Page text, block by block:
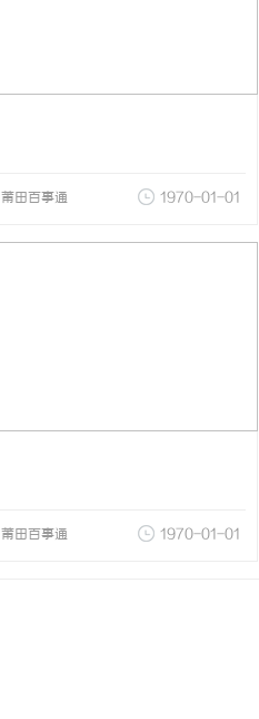
莆田百事通 1970-01-01
莆田百事通 1970-01-01